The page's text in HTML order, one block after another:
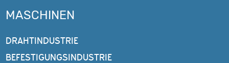
MASCHINEN
DRAHTINDUSTRIE
BEFESTIGUNGSINDUSTRIE